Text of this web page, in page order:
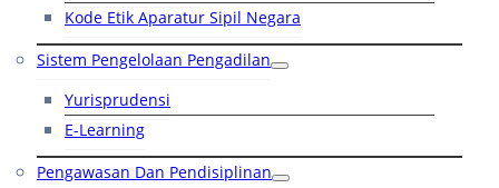
Kode Etik Aparatur Sipil Negara
Sistem Pengelolaan Pengadilan
Yurisprudensi
E-Learning
Pengawasan Dan Pendisiplinan